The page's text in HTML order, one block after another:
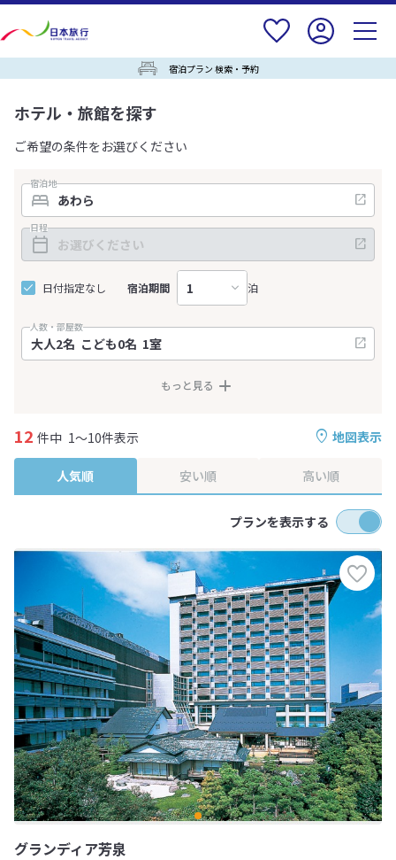
宿泊プラン 検索・予約
ホテル・旅館を探す
ご希望の条件をお選びください
宿泊地
日程
日付指定なし 宿泊期間 泊
人数・部屋数
もっと見る
地図表示
12 件中 1～10件表示
人気順 安い順 高い順
プランを表示する
グランディア芳泉